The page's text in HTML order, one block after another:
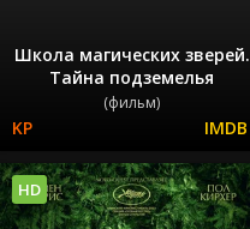
Школа магических зверей.
Тайна подземелья
(фильм)
HD